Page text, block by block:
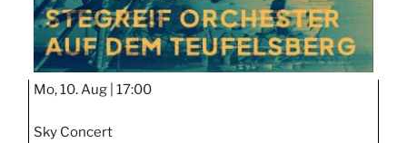
Mo, 10. Aug | 17:00
Sky Concert